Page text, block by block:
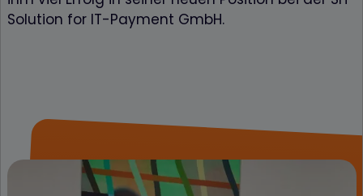
Solution for IT-Payment GmbH.